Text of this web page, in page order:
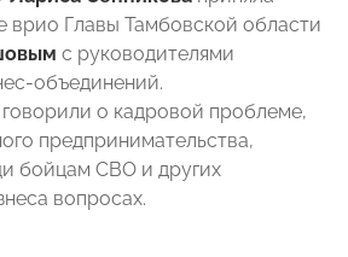
врио Главы Тамбовской области
с руководителями
объединений.
о кадровой проблеме,
предпринимательства,
бойцам СВО и других
вопросах.